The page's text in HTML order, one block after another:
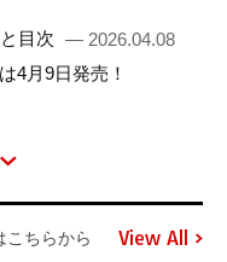
目次 — 2026.04.08
4月9日発売！
こちらから View All